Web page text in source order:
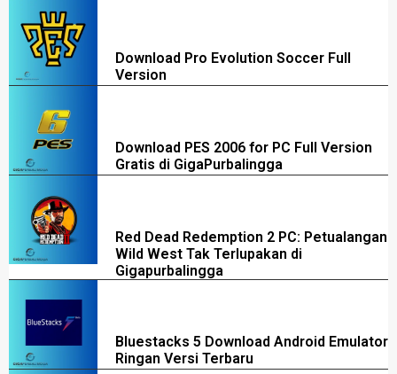
Download Pro Evolution Soccer Full
Version
Download PES 2006 for PC Full Version
Gratis di GigaPurbalingga
Red Dead Redemption 2 PC: Petualangan
Wild West Tak Terlupakan di
Gigapurbalingga
Bluestacks 5 Download Android Emulator
Ringan Versi Terbaru